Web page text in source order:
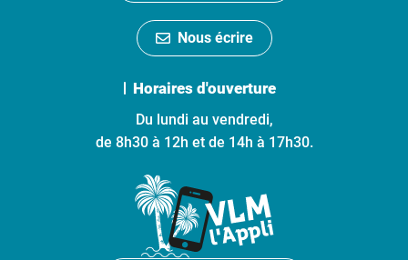
Nous écrire
Horaires d'ouverture
Du lundi au vendredi,
de 8h30 à 12h et de 14h à 17h30.